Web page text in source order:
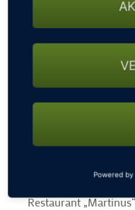
idyllisch am
in eine Landschaft
Feldern und Wäldern.
Unsere 27
Ihnen eine
perfekte
Mecklenburgischen
Wandern oder
Lassen Sie sich in
Restaurant
Powered by